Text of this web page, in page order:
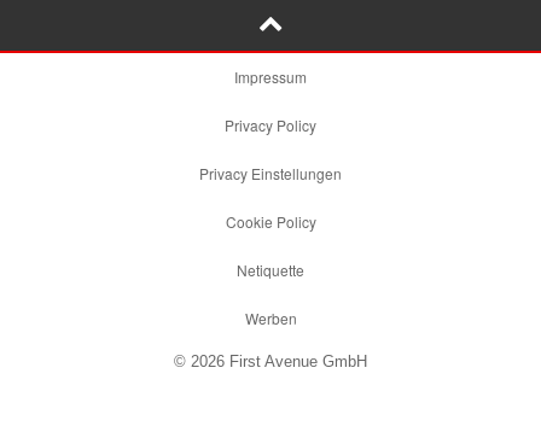
Impressum
Privacy Policy
Privacy Einstellungen
Cookie Policy
Netiquette
Werben
© 2026 First Avenue GmbH